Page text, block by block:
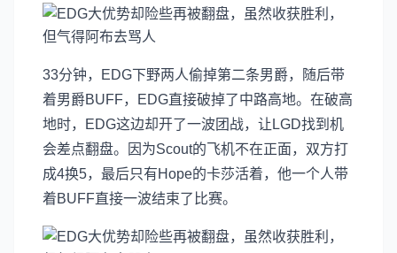
33分钟，EDG下野两人偷掉第二条男爵，随后带
着男爵BUFF，EDG直接破掉了中路高地。在破高
地时，EDG这边却开了一波团战，让LGD找到机
会差点翻盘。因为Scout的飞机不在正面，双方打
成4换5，最后只有Hope的卡莎活着，他一个人带
着BUFF直接一波结束了比赛。